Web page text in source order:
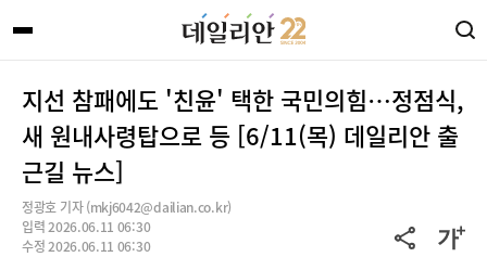
지선 참패에도 '친윤' 택한 국민의힘…정점식,
새 원내사령탑으로 등 [6/11(목) 데일리안 출
근길 뉴스]
정광호 기자 (mkj6042@dailian.co.kr)
입력 2026.06.11 06:30
수정 2026.06.11 06:30